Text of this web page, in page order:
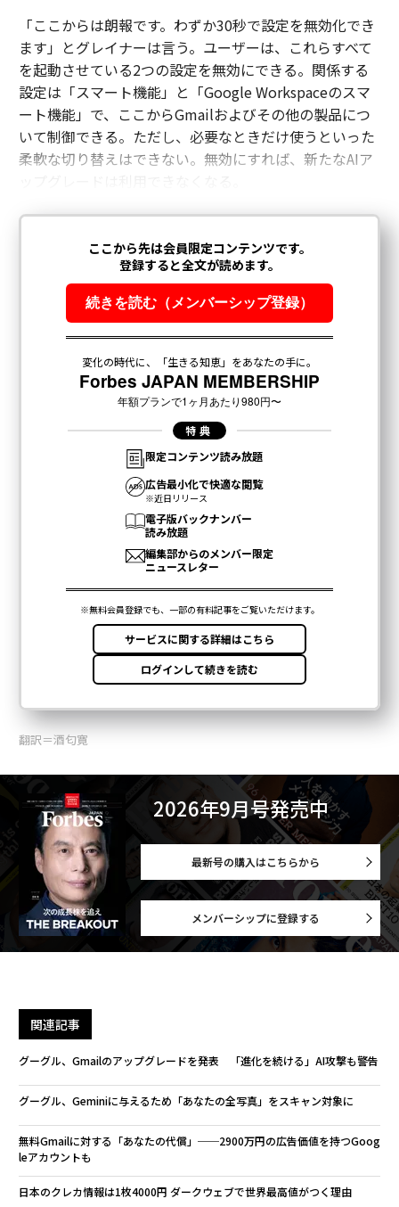
「ここからは朗報です。わずか30秒で設定を無効化でき
ます」とグレイナーは言う。ユーザーは、これらすべて
を起動させている2つの設定を無効にできる。関係する
設定は「スマート機能」と「Google Workspaceのスマ
ート機能」で、ここからGmailおよびその他の製品につ
いて制御できる。ただし、必要なときだけ使うといった
柔軟な切り替えはできない。無効にすれば、新たなAIア
翻訳＝酒匂寛
2026年9月号発売中
最新号の購入はこちらから
メンバーシップに登録する
関連記事
グーグル、Gmailのアップグレードを発表 「進化を続ける」AI攻撃も警告
グーグル、Geminiに与えるため「あなたの全写真」をスキャン対象に
無料Gmailに対する「あなたの代償」──2900万円の広告価値を持つGoog
leアカウントも
日本のクレカ情報は1枚4000円 ダークウェブで世界最高値がつく理由